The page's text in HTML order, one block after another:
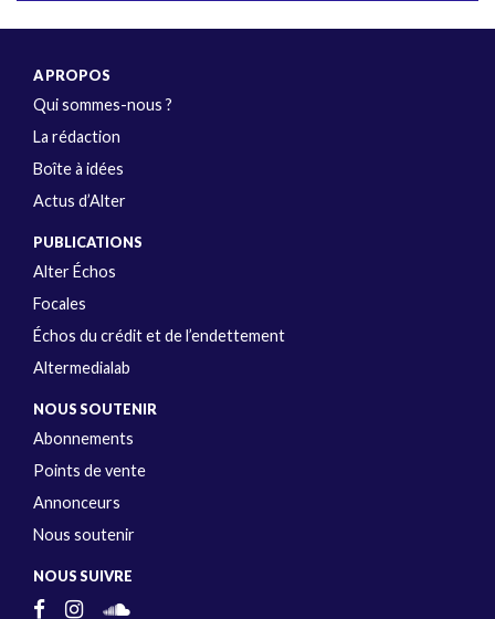
A PROPOS
Qui sommes-nous ?
La rédaction
Boîte à idées
Actus d’Alter
PUBLICATIONS
Alter Échos
Focales
Échos du crédit et de l’endettement
Altermedialab
NOUS SOUTENIR
Abonnements
Points de vente
Annonceurs
Nous soutenir
NOUS SUIVRE